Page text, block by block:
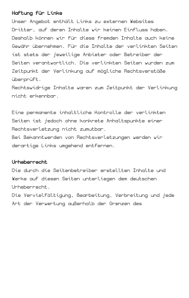
Haftung für Links
Unser Angebot enthält Links zu externen Websites
Dritter, auf deren Inhalte wir keinen Einfluss haben.
Deshalb können wir für diese fremden Inhalte auch keine
Gewähr übernehmen. Für die Inhalte der verlinkten Seiten
ist stets der jeweilige Anbieter oder Betreiber der
Seiten verantwortlich. Die verlinkten Seiten wurden zum
Zeitpunkt der Verlinkung auf mögliche Rechtsverstöße
überprüft.
Rechtswidrige Inhalte waren zum Zeitpunkt der Verlinkung
nicht erkennbar.
Eine permanente inhaltliche Kontrolle der verlinkten
Seiten ist jedoch ohne konkrete Anhaltspunkte einer
Rechtsverletzung nicht zumutbar.
Bei Bekanntwerden von Rechtsverletzungen werden wir
derartige Links umgehend entfernen.
Urheberrecht
Die durch die Seitenbetreiber erstellten Inhalte und
Werke auf diesen Seiten unterliegen dem deutschen
Urheberrecht.
Die Vervielfältigung, Bearbeitung, Verbreitung und jede
Art der Verwertung außerhalb der Grenzen des